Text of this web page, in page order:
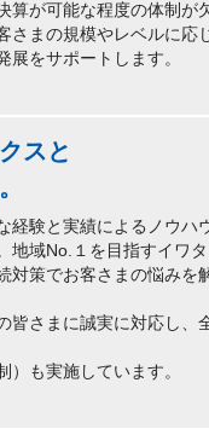
算が可能な程度の体制が
さまの規模やレベルに応
展をサポートします。
スと
経験と実績によるノウハ
地域No.１を目指すイワ
対策でお客さまの悩みを
皆さまに誠実に対応し、
）も実施しています。